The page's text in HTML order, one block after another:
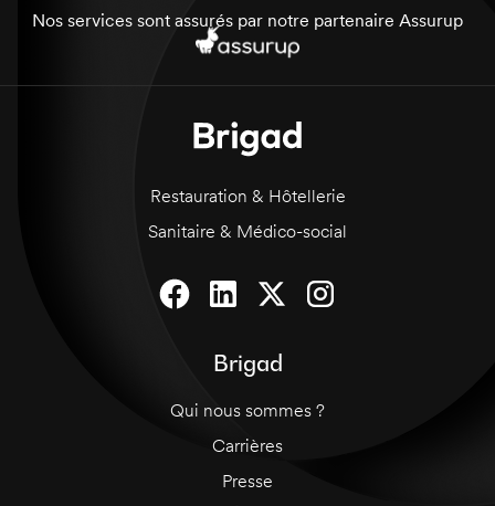
Nos services sont assurés par notre partenaire Assurup
Restauration & Hôtellerie
Sanitaire & Médico-social
Brigad
Qui nous sommes ?
Carrières
Presse